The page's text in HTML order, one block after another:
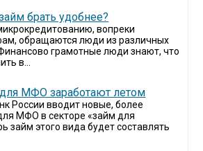
брать удобнее?
вопреки
обращаются люди из различных
грамотные люди знают, что
в...
МФО заработают летом
России вводит новые, более
МФО в секторе «займ для
займ этого вида будет составлять